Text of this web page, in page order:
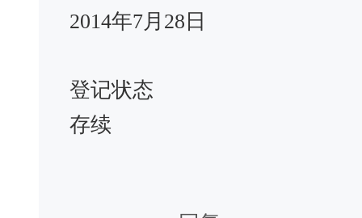
2014年7月28日
登记状态
存续